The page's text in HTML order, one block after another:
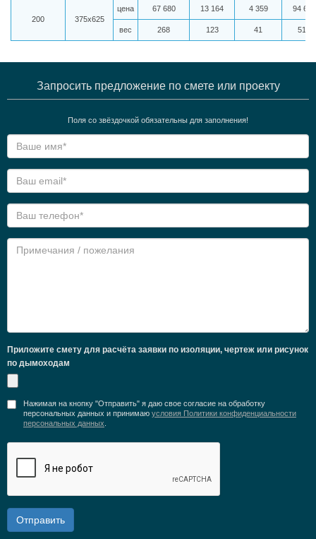
200 375х625
цена 67 680 13 164 4 359 94 659
вес 268 123 41 516
Запросить предложение по смете или проекту
Поля со звёздочкой обязательны для заполнения!
Приложите смету для расчёта заявки по изоляции, чертеж или рисунок
по дымоходам
Нажимая на кнопку "Отправить" я даю свое согласие на обработку
персональных данных и принимаю условия Политики конфиденциальности
персональных данных
Отправить